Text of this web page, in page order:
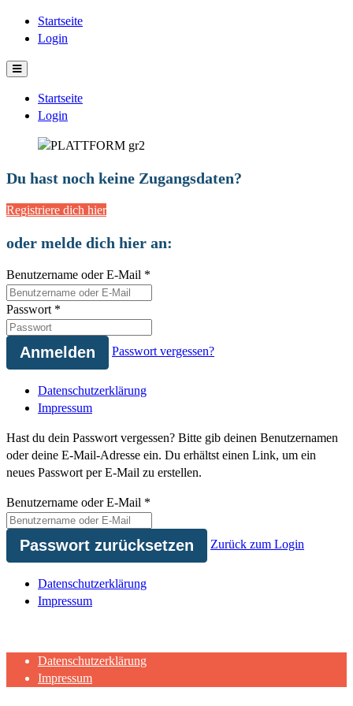
Startseite
Login
Startseite
Login
Du hast noch keine Zugangsdaten?
Registriere dich hier
oder melde dich hier an:
Benutzername oder E-Mail *
Passwort *
Passwort vergessen?
Datenschutzerklärung
Impressum
Hast du dein Passwort vergessen? Bitte gib deinen Benutzernamen
oder deine E-Mail-Adresse ein. Du erhältst einen Link, um ein
neues Passwort per E-Mail zu erstellen.
Benutzername oder E-Mail *
Zurück zum Login
Datenschutzerklärung
Impressum
Datenschutzerklärung
Impressum